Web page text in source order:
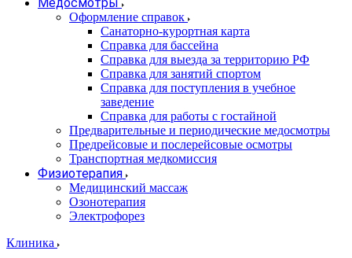
Оформление справок
Санаторно-курортная карта
Справка для бассейна
Справка для выезда за территорию РФ
Справка для занятий спортом
Справка для поступления в учебное
заведение
Справка для работы с гостайной
Предварительные и периодические медосмотры
Предрейсовые и послерейсовые осмотры
Транспортная медкомиссия
Физиотерапия
Медицинский массаж
Озонотерапия
Электрофорез
Клиника